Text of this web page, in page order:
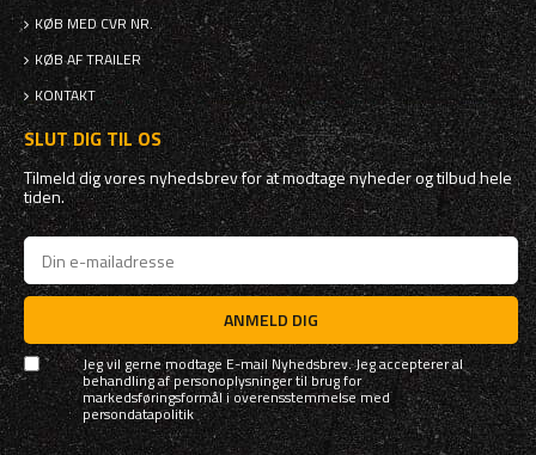
KØB MED CVR NR.
KØB AF TRAILER
KONTAKT
SLUT DIG TIL OS
Tilmeld dig vores nyhedsbrev for at modtage nyheder og tilbud hele
tiden.
ANMELD DIG
Jeg vil gerne modtage E-mail Nyhedsbrev. Jeg accepterer al
behandling af personoplysninger til brug for
markedsføringsformål i overensstemmelse med
persondatapolitik